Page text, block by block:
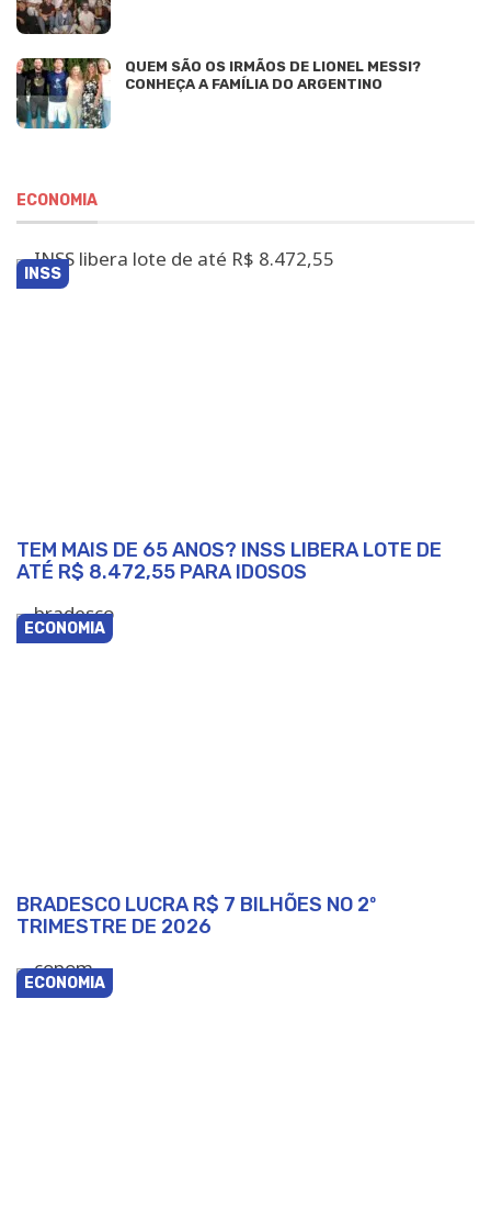
QUEM SÃO OS IRMÃOS DE LIONEL MESSI?
CONHEÇA A FAMÍLIA DO ARGENTINO
ECONOMIA
INSS
TEM MAIS DE 65 ANOS? INSS LIBERA LOTE DE
ATÉ R$ 8.472,55 PARA IDOSOS
ECONOMIA
BRADESCO LUCRA R$ 7 BILHÕES NO 2º
TRIMESTRE DE 2026
ECONOMIA